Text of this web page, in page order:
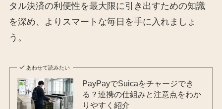
タル決済の利便性を最大限に引き出すための知識
を深め、よりスマートな毎日を手に入れましょ
う。
あわせて読みたい
PayPayでSuicaをチャージでき
る？連携の仕組みと注意点をわか
りやすく紹介